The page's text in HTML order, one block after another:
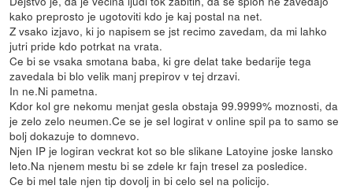
kako preprosto je ugotoviti kdo je kaj postal na net.
Z vsako izjavo, ki jo napisem se jst recimo zavedam, da mi lahko
jutri pride kdo potrkat na vrata.
Ce bi se vsaka smotana baba, ki gre delat take bedarije tega
zavedala bi blo velik manj prepirov v tej drzavi.
In ne.Ni pametna.
Kdor kol gre nekomu menjat gesla obstaja 99.9999% moznosti, da
je zelo zelo neumen.Ce se je sel logirat v online spil pa to samo se
bolj dokazuje to domnevo.
Njen IP je logiran veckrat kot so ble slikane Latoyine joske lansko
leto.Na njenem mestu bi se zdele kr fajn tresel za posledice.
Ce bi mel tale njen tip dovolj in bi celo sel na policijo.